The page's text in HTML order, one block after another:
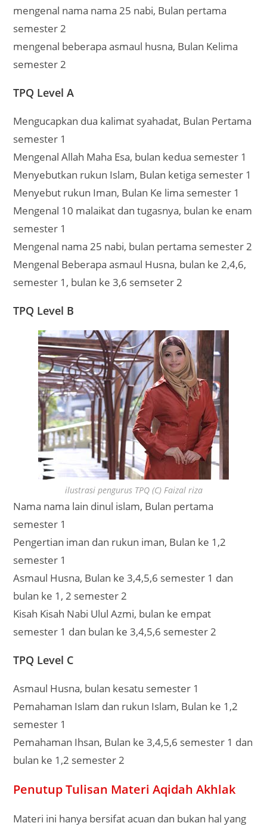
mengenal nama nama 25 nabi, Bulan pertama
semester 2
mengenal beberapa asmaul husna, Bulan Kelima
semester 2
TPQ Level A
Mengucapkan dua kalimat syahadat, Bulan Pertama
semester 1
Mengenal Allah Maha Esa, bulan kedua semester 1
Menyebutkan rukun Islam, Bulan ketiga semester 1
Menyebut rukun Iman, Bulan Ke lima semester 1
Mengenal 10 malaikat dan tugasnya, bulan ke enam
semester 1
Mengenal nama 25 nabi, bulan pertama semester 2
Mengenal Beberapa asmaul Husna, bulan ke 2,4,6,
semester 1, bulan ke 3,6 semseter 2
TPQ Level B
ilustrasi pengurus TPQ (C) Faizal riza
Nama nama lain dinul islam, Bulan pertama
semester 1
Pengertian iman dan rukun iman, Bulan ke 1,2
semester 1
Asmaul Husna, Bulan ke 3,4,5,6 semester 1 dan
bulan ke 1, 2 semester 2
Kisah Kisah Nabi Ulul Azmi, bulan ke empat
semester 1 dan bulan ke 3,4,5,6 semester 2
TPQ Level C
Asmaul Husna, bulan kesatu semester 1
Pemahaman Islam dan rukun Islam, Bulan ke 1,2
semester 1
Pemahaman Ihsan, Bulan ke 3,4,5,6 semester 1 dan
bulan ke 1,2 semester 2
Penutup Tulisan Materi Aqidah Akhlak
Materi ini hanya bersifat acuan dan bukan hal yang